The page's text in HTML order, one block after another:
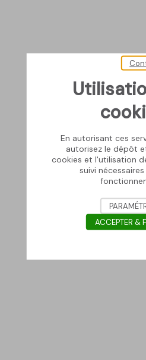
En autorisant ces
autorisez le dépôt
cookies et l'utilisation
suivi
ACCEPTER &